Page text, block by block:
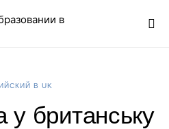
В UK
у британську